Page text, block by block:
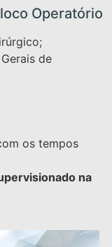
Operatório
de
os tempos
na